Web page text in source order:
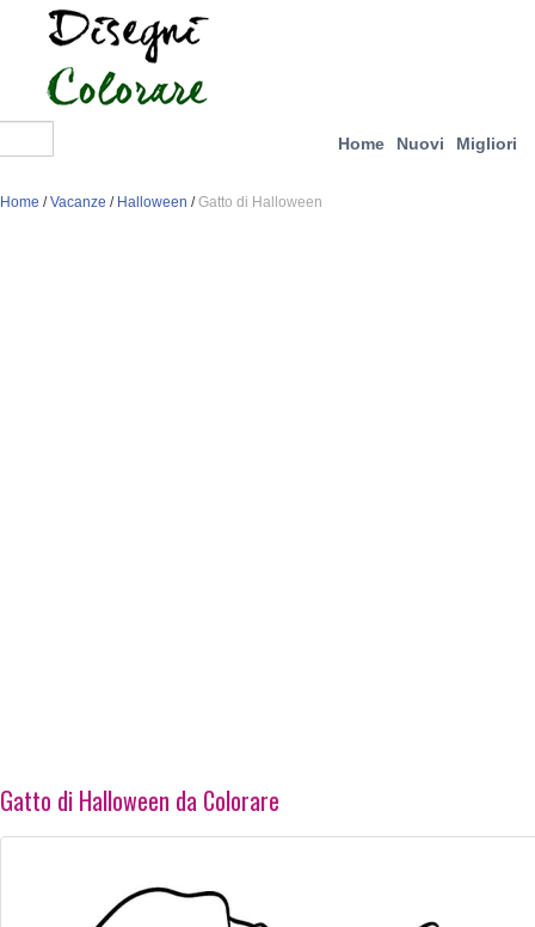
Home Nuovi Migliori
Home /Vacanze / Halloween /Gatto di Halloween
Gatto di Halloween da Colorare